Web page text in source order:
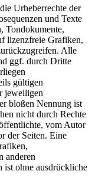
Urheberrechte der
und Texte
Tondokumente,
lizenzfreie Grafiken,
Alle
ggf. durch Dritte
gültigen
jeweiligen
bloßen Nennung ist
nicht durch Rechte
vom Autor
der Seiten. Eine
anderen
ist ohne ausdrückliche